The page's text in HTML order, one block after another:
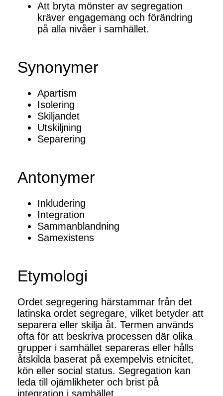
Att bryta mönster av segregation
kräver engagemang och förändring
på alla nivåer i samhället.
Synonymer
Apartism
Isolering
Skiljandet
Utskiljning
Separering
Antonymer
Inkludering
Integration
Sammanblandning
Samexistens
Etymologi
Ordet segregering härstammar från det
latinska ordet segregare, vilket betyder att
separera eller skilja åt. Termen används
ofta för att beskriva processen där olika
grupper i samhället separeras eller hålls
åtskilda baserat på exempelvis etnicitet,
kön eller social status. Segregation kan
leda till ojämlikheter och brist på
integration i samhället.